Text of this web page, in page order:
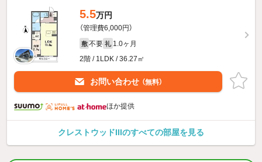
5.5万円
（管理費6,000円）
敷 不要 礼 1.0ヶ月
2階 / 1LDK / 36.27㎡
お問い合わせ （無料）
ほか提供
クレストウッドIIIのすべての部屋を見る